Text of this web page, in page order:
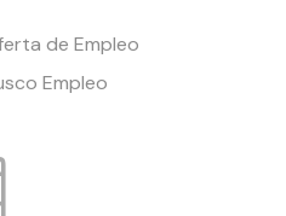
de Empleo
Empleo